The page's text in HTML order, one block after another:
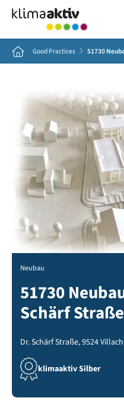
Home Good Practices 51730
Neubau
51730
Schärf
Dr. Schärf Straße, 9524
klimaaktiv Silber